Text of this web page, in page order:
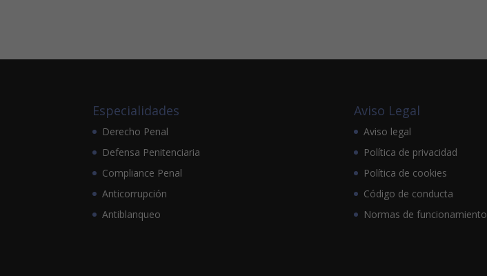
Especialidades
Derecho Penal
Defensa Penitenciaria
Compliance Penal
Anticorrupción
Antiblanqueo
Aviso Legal
Aviso legal
Política de privacidad
Política de cookies
Código de conducta
Normas de funcionamiento